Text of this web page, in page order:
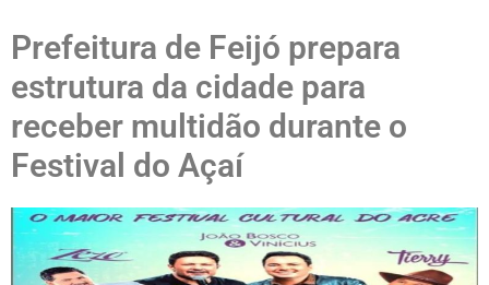
Prefeitura de Feijó prepara
estrutura da cidade para
receber multidão durante o
Festival do Açaí